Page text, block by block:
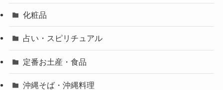
化粧品
占い・スピリチュアル
定番お土産・食品
沖縄そば・沖縄料理